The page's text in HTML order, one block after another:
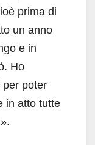
prima di
un anno
e in
Ho
per poter
in atto tutte